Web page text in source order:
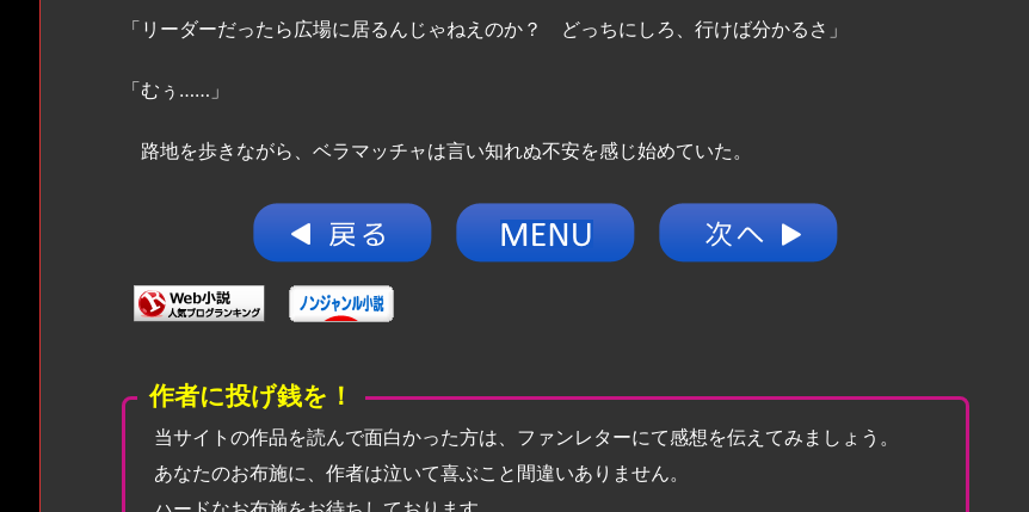
「リーダーだったら広場に居るんじゃねえのか？ どっちにしろ、行けば分かるさ」
「むぅ……」
路地を歩きながら、ベラマッチャは言い知れぬ不安を感じ始めていた。
作者に投げ銭を！
当サイトの作品を読んで面白かった方は、ファンレターにて感想を伝えてみましょう。
あなたのお布施に、作者は泣いて喜ぶこと間違いありません。